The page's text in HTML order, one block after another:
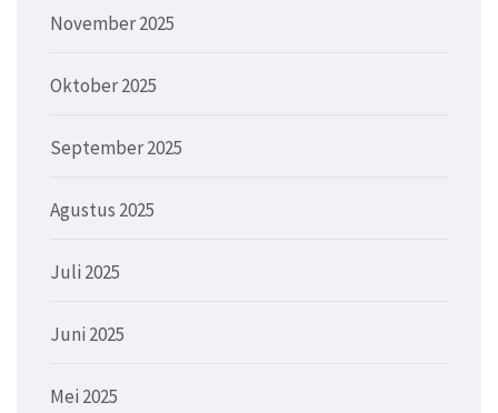
November 2025
Oktober 2025
September 2025
Agustus 2025
Juli 2025
Juni 2025
Mei 2025